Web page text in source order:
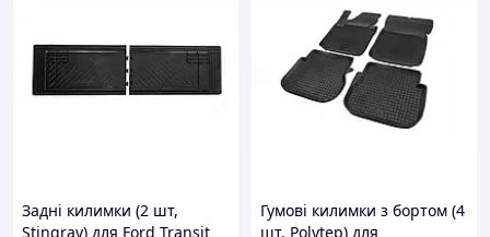
Задні килимки (2 шт,
Stingray) для Ford Transit
Гумові килимки з бортом (4
шт, Polytep) для